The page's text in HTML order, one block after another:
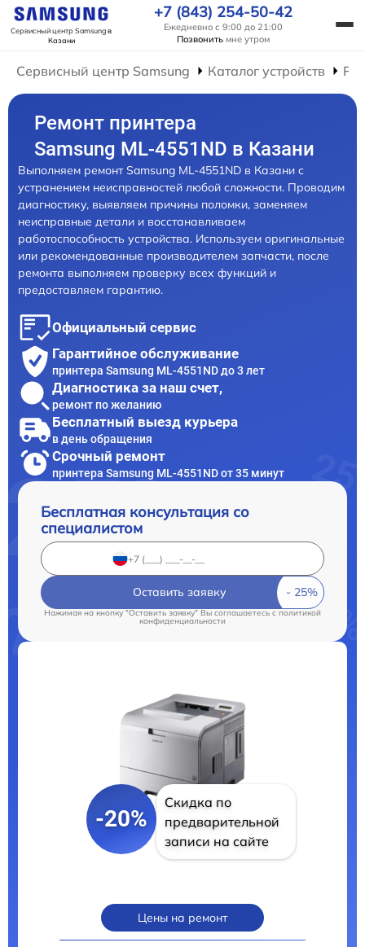
Сервисный центр Samsungв
Казани
+7 (843) 254-50-42
Ежедневно с 9:00 до 21:00
Позвонить мне утром
Сервисный центр Samsung Каталог устройств
Ремонт принтера
Samsung ML-4551ND в Казани
Выполняем ремонт Samsung ML-4551ND в Казани с
устранением неисправностей любой сложности. Проводим
диагностику, выявляем причины поломки, заменяем
неисправные детали и восстанавливаем
работоспособность устройства. Используем оригинальные
или рекомендованные производителем запчасти, после
ремонта выполняем проверку всех функций и
предоставляем гарантию.
Официальный сервис
Гарантийное обслуживание
принтера Samsung ML-4551ND до 3 лет
Диагностика за наш счет,
ремонт по желанию
Бесплатный выезд курьера
в день обращения
Срочный ремонт
принтера Samsung ML-4551ND от 35 минут
Бесплатная консультация со
специалистом
Оставить заявку
Нажимая на кнопку "Оставить заявку" Вы соглашаетесь c политикой
конфиденциальности
-20%
Скидка по
предварительной
записи на сайте
Цены на ремонт